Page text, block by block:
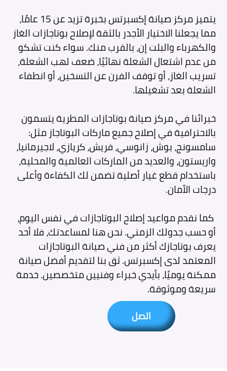
يتميز مركز صيانة إكسبرتس بخبرة تزيد عن 15 عامًا،
مما يجعلنا الاختيار الأجدر بالثقة لإصلاح بوتاجازات الغاز
والكهرباء والبلت إن، بالقرب منك. سواء كنت تشكو
من عدم اشتعال الشعلة نهائيًا، ضعف لهب الشعلة،
تسريب الغاز، أو توقف الفرن عن التسخين، أو انطفاء
الشعلة بعد تشغيلها.
خبرائنا في مركز صيانة بوتاجازات المطرية يتسمون
بالاحترافية في إصلاح جميع ماركات البوتاجاز مثل:
سامسونج، بوش، زانوسي، فريش، كريازي، لاجيرمانيا،
واريستون، والعديد من الماركات العالمية والمحلية،
باستخدام قطع غيار أصلية تضمن لك الكفاءة وأعلى
درجات الأمان.
كما نقدم مواعيد إصلاح البوتاجازات في نفس اليوم،
أو حسب جدولك الزمني. نحن هنا لمساعدتك، فلا أحد
يعرف بوتاجازك أكثر من فني صيانة البوتاجازات
المعتمد لدى إكسبرتس. ثق بنا لتقديم أفضل صيانة
ممكنة يوميًا، بأيدي خبراء وفنيين متخصصين. خدمة
سريعة وموثوقة.
اتصل